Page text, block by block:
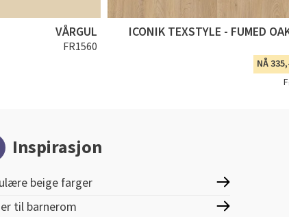
VÅRGUL
FR1560
ICONIK TEXSTYLE - FUMED
NÅ
Inspirasjon
beige farger
til barnerom